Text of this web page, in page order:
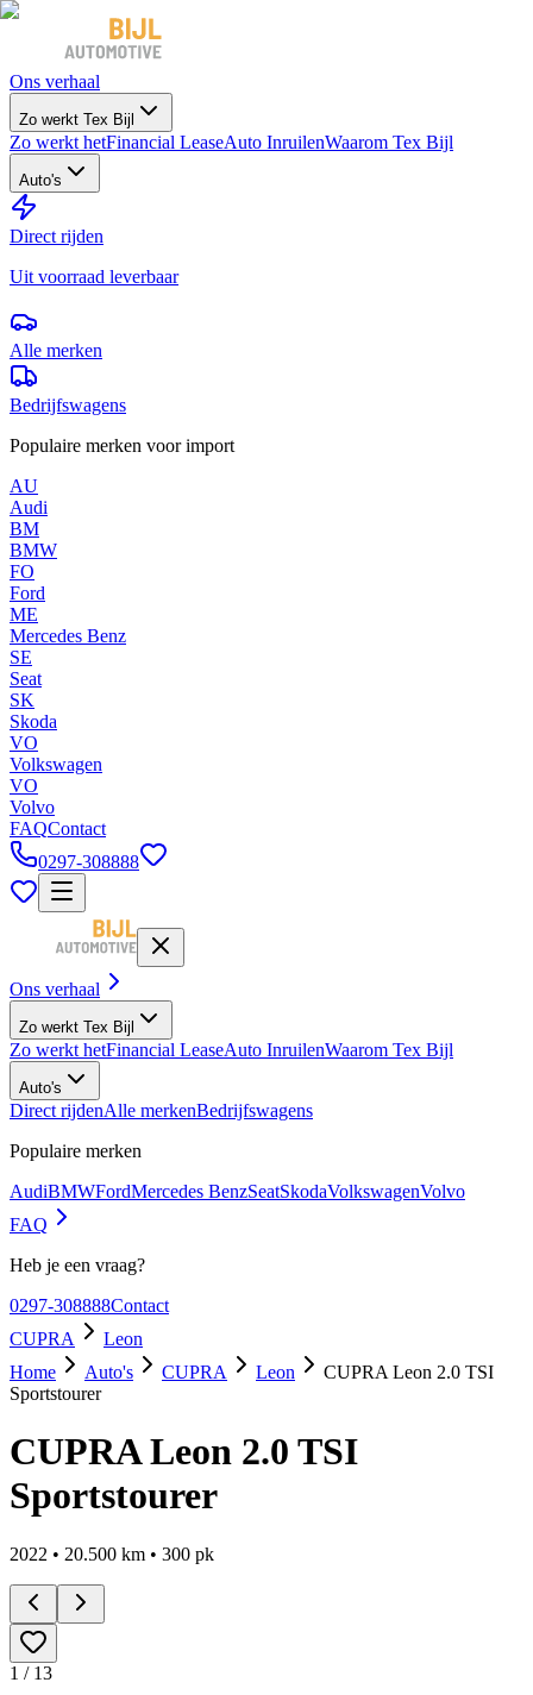
Ons verhaal
Zo werkt Tex Bijl
Zo werkt hetFinancial LeaseAuto InruilenWaarom Tex Bijl
Auto's
Direct rijden
Uit voorraad leverbaar
Alle merken
Bedrijfswagens
Populaire merken voor import
AU
Audi
BM
BMW
FO
Ford
ME
Mercedes Benz
SE
Seat
SK
Skoda
VO
Volkswagen
VO
Volvo
FAQContact
0297-308888
Ons verhaal
Zo werkt Tex Bijl
Zo werkt hetFinancial LeaseAuto InruilenWaarom Tex Bijl
Auto's
Direct rijdenAlle merkenBedrijfswagens
Populaire merken
AudiBMWFordMercedes BenzSeatSkodaVolkswagenVolvo
FAQ
Heb je een vraag?
0297-308888Contact
CUPRA
Leon
Home
Auto's CUPRA Leon
CUPRA Leon 2.0 TSI
Sportstourer
CUPRA Leon 2.0 TSI
Sportstourer
2022 • 20.500 km • 300 pk
1 / 13